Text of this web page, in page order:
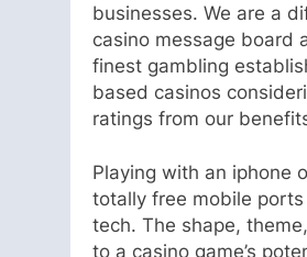
businesses. We are a
casino message board
finest gambling
based casinos
ratings from our
Playing with an iphone
totally free mobile
tech. The shape,
to a casino game’s